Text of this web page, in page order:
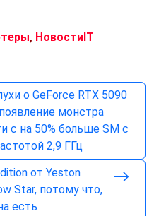
, НовостиIT
о GeForce RTX 5090
монстра
с на 50% больше SM с
2,9 ГГц
от Yeston
Star, потому что,
есть